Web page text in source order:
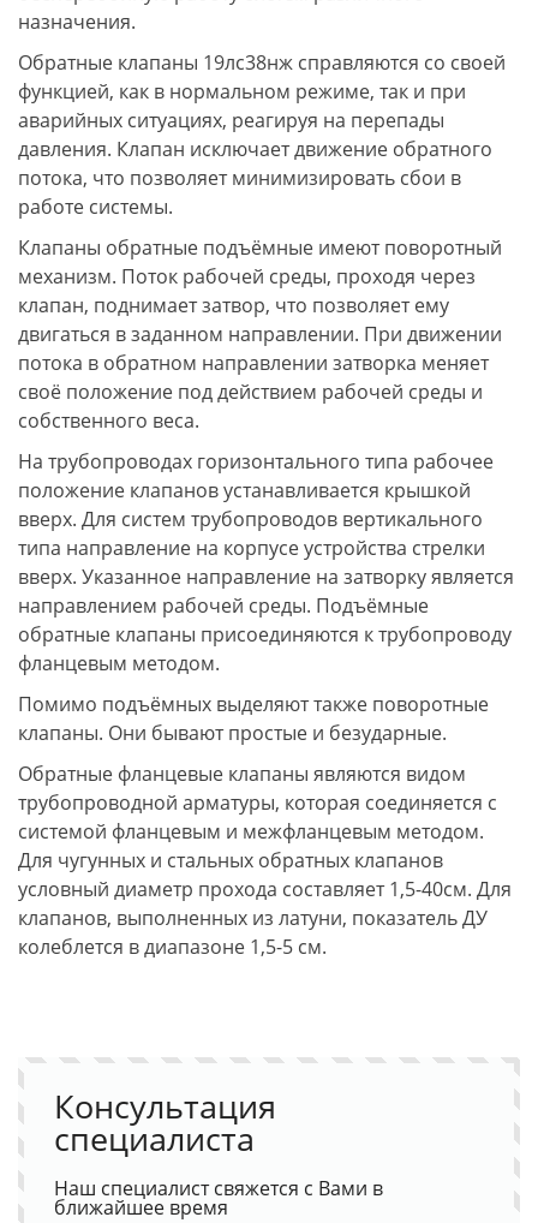
назначения.
Обратные клапаны 19лс38нж справляются со своей
функцией, как в нормальном режиме, так и при
аварийных ситуациях, реагируя на перепады
давления. Клапан исключает движение обратного
потока, что позволяет минимизировать сбои в
работе системы.
Клапаны обратные подъёмные имеют поворотный
механизм. Поток рабочей среды, проходя через
клапан, поднимает затвор, что позволяет ему
двигаться в заданном направлении. При движении
потока в обратном направлении затворка меняет
своё положение под действием рабочей среды и
собственного веса.
На трубопроводах горизонтального типа рабочее
положение клапанов устанавливается крышкой
вверх. Для систем трубопроводов вертикального
типа направление на корпусе устройства стрелки
вверх. Указанное направление на затворку является
направлением рабочей среды. Подъёмные
обратные клапаны присоединяются к трубопроводу
фланцевым методом.
Помимо подъёмных выделяют также поворотные
клапаны. Они бывают простые и безударные.
Обратные фланцевые клапаны являются видом
трубопроводной арматуры, которая соединяется с
системой фланцевым и межфланцевым методом.
Для чугунных и стальных обратных клапанов
условный диаметр прохода составляет 1,5-40см. Для
клапанов, выполненных из латуни, показатель ДУ
колеблется в диапазоне 1,5-5 см.
Консультация
специалиста
Наш специалист свяжется с Вами в
ближайшее время